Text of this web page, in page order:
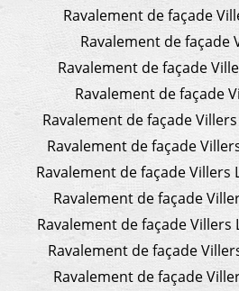
Ravalement de façade
Ravalement de façade
Ravalement de façade
Ravalement de façade
Ravalement de façade
Ravalement de façade
Ravalement de façade Villers
Ravalement de façade
Ravalement de façade Villers
Ravalement de façade
Ravalement de façade